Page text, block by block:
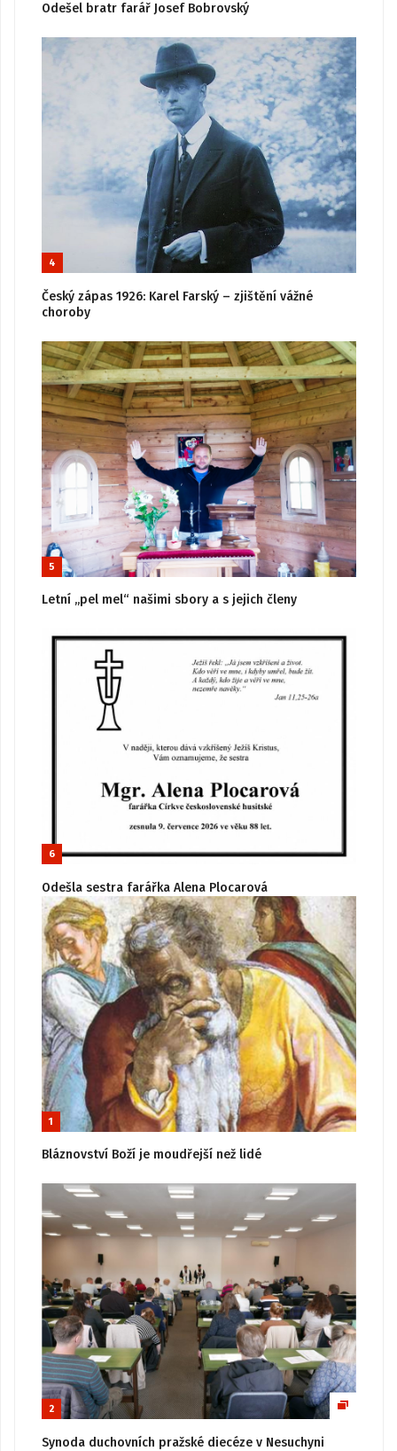
Odešel bratr farář Josef Bobrovský
4
Český zápas 1926: Karel Farský – zjištění vážné
choroby
5
Letní „pel mel“ našimi sbory a s jejich členy
6
Odešla sestra farářka Alena Plocarová
1
Bláznovství Boží je moudřejší než lidé
2
Synoda duchovních pražské diecéze v Nesuchyni